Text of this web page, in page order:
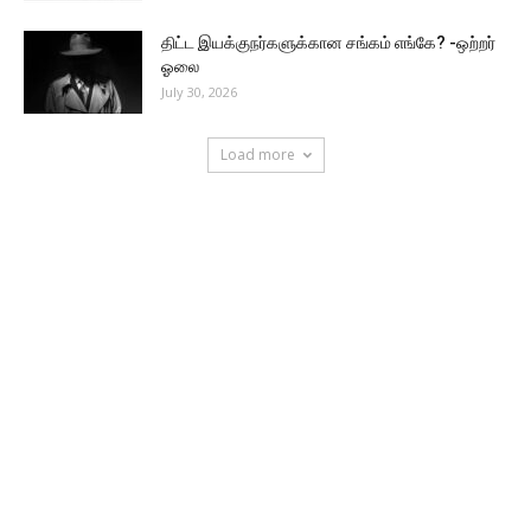
திட்ட இயக்குநர்களுக்கான சங்கம் எங்கே? -ஒற்றர்
ஓலை
July 30, 2026
Load more